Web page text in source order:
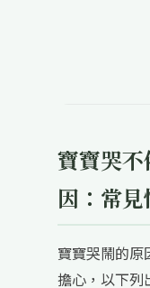
寶寶哭
因：常
寶寶哭鬧的原
擔心，以下列